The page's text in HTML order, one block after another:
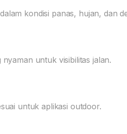
kondisi panas, hujan, dan
untuk visibilitas jalan.
untuk aplikasi outdoor.